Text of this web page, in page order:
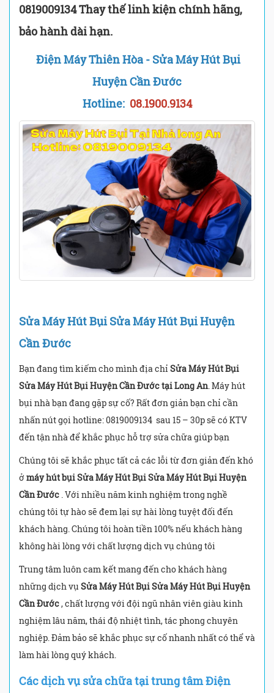
0819009134 Thay thế linh kiện chính hãng,
bảo hành dài hạn.
Điện Máy Thiên Hòa - Sửa Máy Hút Bụi
Huyện Cần Đước
Hotline: 08.1900.9134
Sửa Máy Hút Bụi Sửa Máy Hút Bụi Huyện
Cần Đước
Bạn đang tìm kiếm cho mình địa chỉ Sửa Máy Hút Bụi
Sửa Máy Hút Bụi Huyện Cần Đước tại Long An . Máy hút
bụi nhà bạn đang gặp sự cố? Rất đơn giản bạn chỉ cần
nhấn nút gọi hotline: 0819009134 sau 15 – 30p sẽ có KTV
đến tận nhà để khắc phục hỗ trợ sửa chữa giúp bạn
Chúng tôi sẽ khắc phục tất cả các lỗi từ đơn giản đến khó
ở máy hút bụi Sửa Máy Hút Bụi Sửa Máy Hút Bụi Huyện
Cần Đước . Với nhiều năm kinh nghiệm trong nghề
chúng tôi tự hào sẽ đem lại sự hài lòng tuyệt đối đến
khách hàng. Chúng tôi hoàn tiền 100% nếu khách hàng
không hài lòng với chất lượng dịch vụ chúng tôi
Trung tâm luôn cam kết mang đến cho khách hàng
những dịch vụ Sửa Máy Hút Bụi Sửa Máy Hút Bụi Huyện
Cần Đước, chất lượng với đội ngũ nhân viên giàu kinh
nghiệm lâu năm, thái độ nhiệt tình, tác phong chuyên
nghiệp. Đảm bảo sẽ khắc phục sự cố nhanh nhất có thể và
làm hài lòng quý khách.
Các dịch vụ sửa chữa tại trung tâm Điện